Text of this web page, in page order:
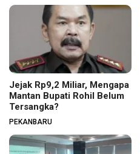
Jejak Rp9,2 Miliar, Mengapa
Mantan Bupati Rohil Belum
Tersangka?
PEKANBARU